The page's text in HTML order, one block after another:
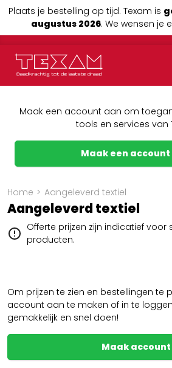
Plaats je bestelling op tijd. Texam is
augustus 2026. We wensen je
Maak een account aan om
tools en services van
Maak een
Home > Aangeleverd textiel
Aangeleverd textiel
Offerte prijzen zijn indicatief voor
producten.
Om prijzen te zien en bestellingen te
account aan te maken of in te
gemakkelijk en snel doen!
Maak account